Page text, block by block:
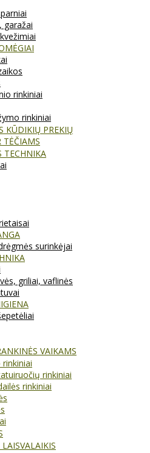
garažai
rinkiniai
rinkiniai
KŪDIKIŲ PREKIŲ
TECHNIKA
surinkėjai
griliai, vaflinės
VAIKAMS
rinkiniai
rinkiniai